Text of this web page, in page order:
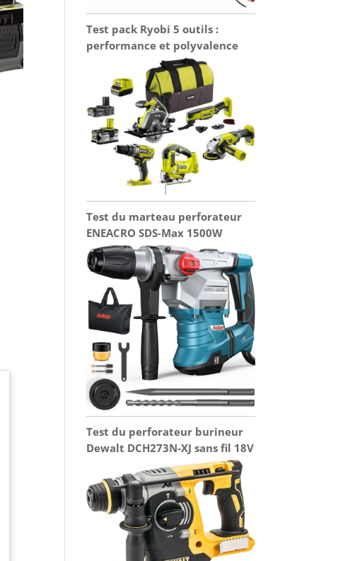
Test pack Ryobi 5 outils :
performance et polyvalence
Test du marteau perforateur
ENEACRO SDS-Max 1500W
Test du perforateur burineur
Dewalt DCH273N-XJ sans fil 18V